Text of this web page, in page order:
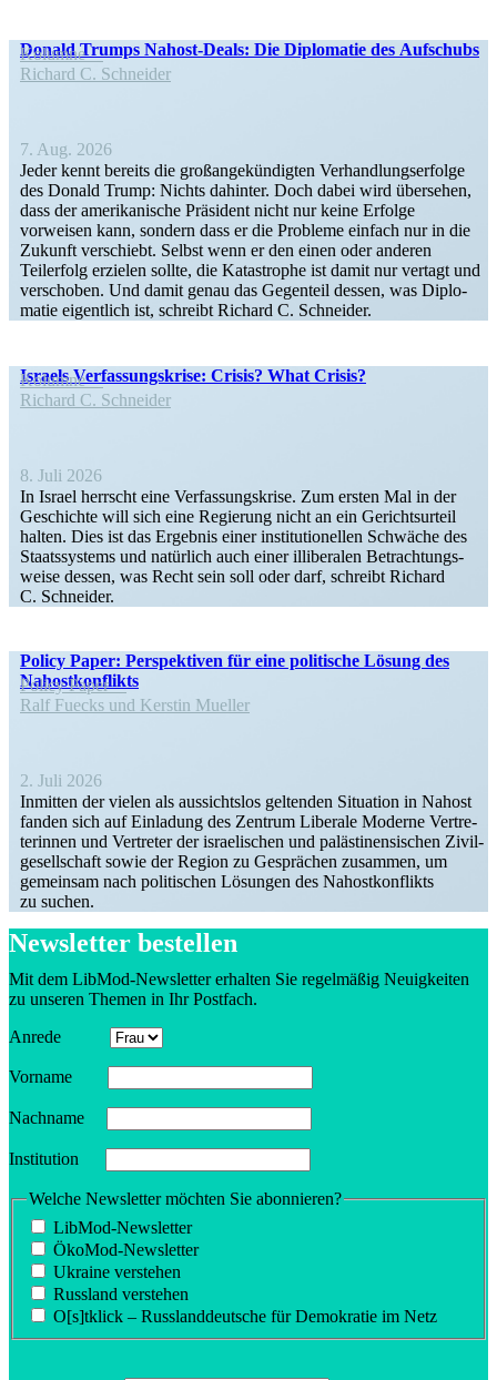
Donald Trumps Nahost-Deals: Die Diplo­matie des Aufschubs
Kolumne
Richard C. Schneider
7. Aug. 2026
Jeder kennt bereits die großan­ge­kün­digten Verhand­lungs­er­folge
des Donald Trump: Nichts dahinter. Doch dabei wird übersehen,
dass der ameri­ka­nische Präsident nicht nur keine Erfolge
vorweisen kann, sondern dass er die Probleme einfach nur in die
Zukunft verschiebt. Selbst wenn er den einen oder anderen
Teilerfolg erzielen sollte, die Katastrophe ist damit nur vertagt und
verschoben. Und damit genau das Gegenteil dessen, was Diplo­
matie eigentlich ist, schreibt Richard C. Schneider.
Israels Verfas­sungs­krise: Crisis? What Crisis?
Kolumne
Richard C. Schneider
8. Juli 2026
In Israel herrscht eine Verfas­sungs­krise. Zum ersten Mal in der
Geschichte will sich eine Regierung nicht an ein Gerichts­urteil
halten. Dies ist das Ergebnis einer insti­tu­tio­nellen Schwäche des
Staats­systems und natürlich auch einer illibe­ralen Betrach­tungs­
weise dessen, was Recht sein soll oder darf, schreibt Richard
C. Schneider.
Policy Paper: Perspek­tiven für eine politische Lösung des
Nahostkonflikts
Policy Paper
Ralf Fuecks und Kerstin Mueller
2. Juli 2026
Inmitten der vielen als aussichtslos geltenden Situation in Nahost
fanden sich auf Einladung des Zentrum Liberale Moderne Vertre­
te­rinnen und Vertreter der israe­li­schen und paläs­ti­nen­si­schen Zivil­
ge­sell­schaft sowie der Region zu Gesprächen zusammen, um
gemeinsam nach politi­schen Lösungen des Nahost­kon­flikts
zu suchen.
Newsletter bestellen
Mit dem LibMod-Newsletter erhalten Sie regel­mäßig Neuig­keiten
zu unseren Themen in Ihr Postfach.
Anrede
Vorname
Nachname
Insti­tution
Welche Newsletter möchten Sie abonnieren?
LibMod-Newsletter
ÖkoMod-Newsletter
Ukraine verstehen
Russland verstehen
O[s]tklick – Russland­deutsche für Demokratie im Netz